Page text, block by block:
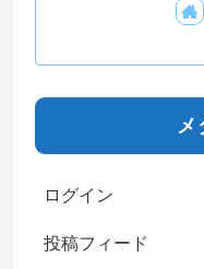
メ
ログイン
投稿フィード